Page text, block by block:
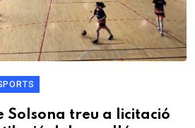
Solsona treu a licitació